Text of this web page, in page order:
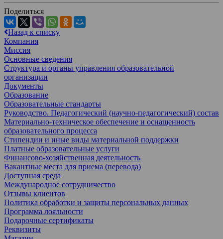
Поделиться
Назад к списку
Компания
Миссия
Основные сведения
Структура и органы управления образовательной
организации
Документы
Образование
Образовательные стандарты
Руководство. Педагогический (научно-педагогический) состав
Материально-техническое обеспечение и оснащенность
образовательного процесса
Стипендии и иные виды материальной поддержки
Платные образовательные услуги
Финансово-хозяйственная деятельность
Вакантные места для приема (перевода)
Доступная среда
Международное сотрудничество
Отзывы клиентов
Политика обработки и защиты персональных данных
Программа лояльности
Подарочные сертификаты
Реквизиты